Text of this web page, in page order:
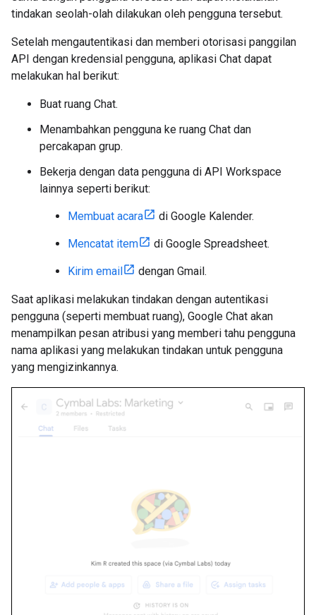
tindakan seolah-olah dilakukan oleh pengguna tersebut.
Setelah mengautentikasi dan memberi otorisasi panggilan
API dengan kredensial pengguna, aplikasi Chat dapat
melakukan hal berikut:
Buat ruang Chat.
Menambahkan pengguna ke ruang Chat dan
percakapan grup.
Bekerja dengan data pengguna di API Workspace
lainnya seperti berikut:
Membuat acara di Google Kalender.
Mencatat item di Google Spreadsheet.
Kirim email dengan Gmail.
Saat aplikasi melakukan tindakan dengan autentikasi
pengguna (seperti membuat ruang), Google Chat akan
menampilkan pesan atribusi yang memberi tahu pengguna
nama aplikasi yang melakukan tindakan untuk pengguna
yang mengizinkannya.